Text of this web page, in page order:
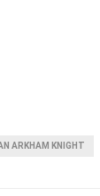
ARKHAM KNIGHT